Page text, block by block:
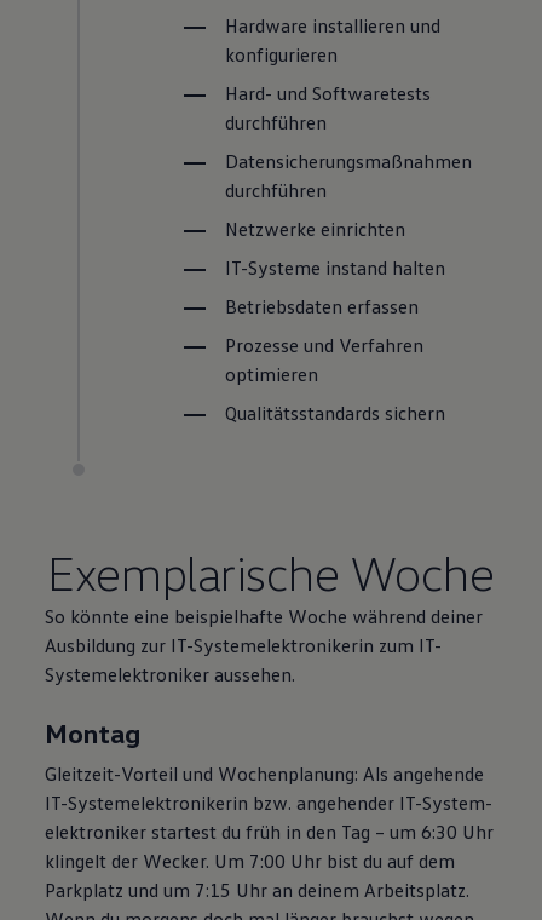
Hardware installieren und
konfigurieren
Hard- und Softwaretests
durchführen
Datensicherungsmaßnahmen
durchführen
Netzwerke einrichten
IT-Systeme instand halten
Betriebsdaten erfassen
Prozesse und Verfahren
optimieren
Qualitätsstandards sichern
Exemplarische Woche
So könnte eine beispielhafte Woche während deiner
Ausbildung zur IT-Systemelektronikerin zum IT-
System­elektroniker aussehen.
Montag
Gleitzeit-Vorteil und Wochenplanung: Als angehende
IT-Systemelektronikerin bzw. angehender IT-System­
elektroniker startest du früh in den Tag – um 6:30 Uhr
klingelt der Wecker. Um 7:00 Uhr bist du auf dem
Parkplatz und um 7:15 Uhr an deinem Arbeitsplatz.